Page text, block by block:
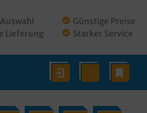
Lieferung
Günstige Preise
Starker Service